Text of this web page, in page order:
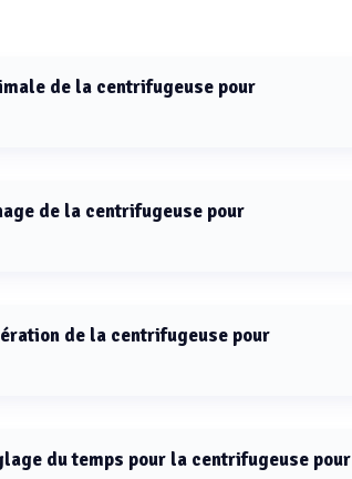
de la centrifugeuse pour
de la centrifugeuse pour
de la centrifugeuse pour
du temps pour la centrifugeuse pour